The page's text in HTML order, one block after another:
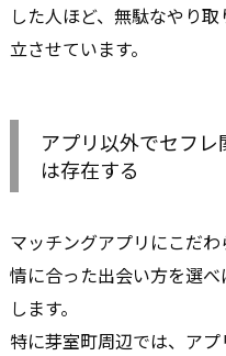
した人ほど、無駄なやり
立させています。
アプリ以外でセフ
は存在する
マッチングアプリにこだ
情に合った出会い方を選
します。
特に芽室町周辺では、ア